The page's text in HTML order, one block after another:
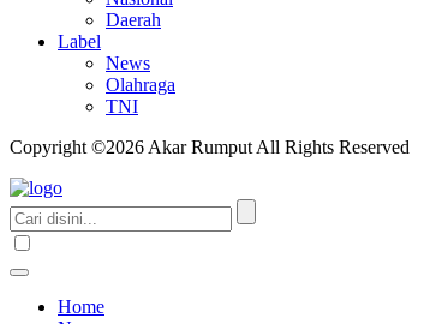
Daerah
Label
News
Olahraga
TNI
Copyright ©2026 Akar Rumput All Rights Reserved
Home